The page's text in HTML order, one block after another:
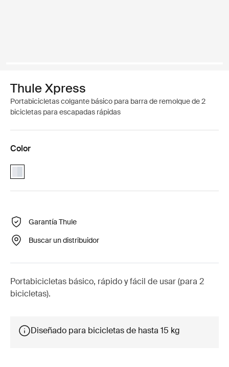
Thule Xpress
Portabicicletas colgante básico para barra de remolque de 2
bicicletas para escapadas rápidas
Color
Thule Xpress 2 Aluminio (selected)
Garantía Thule
Buscar un distribuidor
Portabicicletas básico, rápido y fácil de usar (para 2
bicicletas).
Diseñado para bicicletas de hasta 15 kg